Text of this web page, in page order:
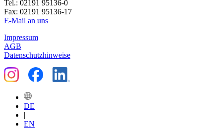
Tel.: 02191 95136-0
Fax: 02191 95136-17
E-Mail an uns
Impressum
AGB
Datenschutzhinweise
DE
|
EN